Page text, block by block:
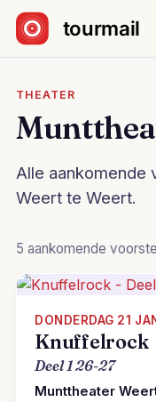
Sla navigatie over
THEATER
Alle aankomende
Weert te Weert.
5 aankomende
DONDERDAG 21
Knuffelrock
Deel 1 26-27
Munttheater